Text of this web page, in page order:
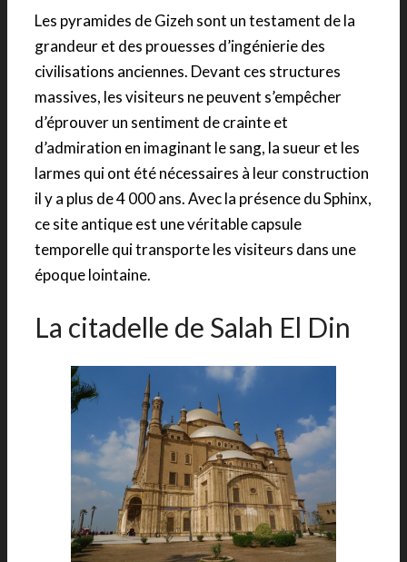
Les pyramides de Gizeh sont un testament de la
grandeur et des prouesses d’ingénierie des
civilisations anciennes. Devant ces structures
massives, les visiteurs ne peuvent s’empêcher
d’éprouver un sentiment de crainte et
d’admiration en imaginant le sang, la sueur et les
larmes qui ont été nécessaires à leur construction
il y a plus de 4 000 ans. Avec la présence du Sphinx,
ce site antique est une véritable capsule
temporelle qui transporte les visiteurs dans une
époque lointaine.
La citadelle de Salah El Din